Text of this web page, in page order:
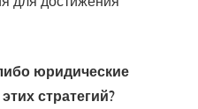
юридические
стратегий?